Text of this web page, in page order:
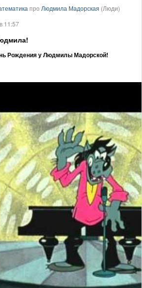
про Людмила Мадорская (Люди)
11:57
Рождения у Людмилы Мадорской!